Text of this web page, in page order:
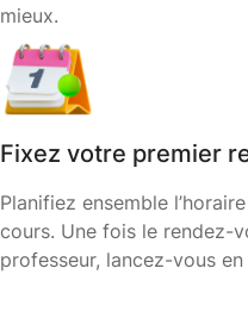
mieux.
Fixez votre premier
Planifiez ensemble
cours. Une fois le rendez-
professeur, lancez-vous